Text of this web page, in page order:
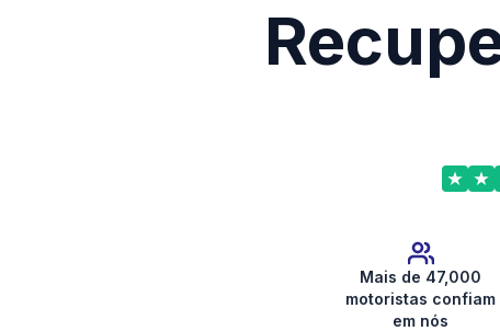
Mais de 47,000
motoristas confiam
em nós